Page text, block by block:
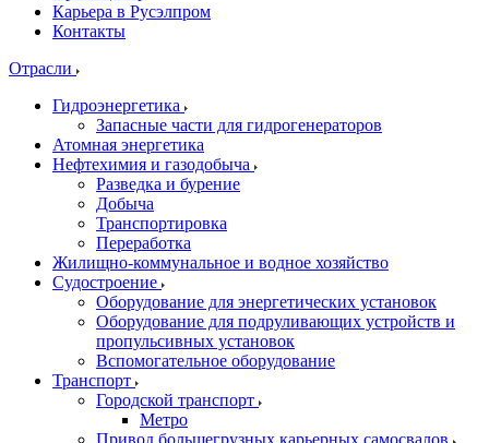
Карьера в Русэлпром
Контакты
Отрасли
Гидроэнергетика
Запасные части для гидрогенераторов
Атомная энергетика
Нефтехимия и газодобыча
Разведка и бурение
Добыча
Транспортировка
Переработка
Жилищно-коммунальное и водное хозяйство
Судостроение
Оборудование для энергетических установок
Оборудование для подруливающих устройств и
пропульсивных установок
Вспомогательное оборудование
Транспорт
Городской транспорт
Метро
Привод большегрузных карьерных самосвалов